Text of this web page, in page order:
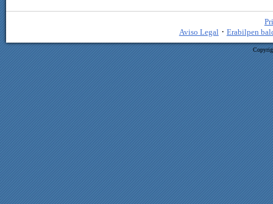
Aviso Legal · Erabilpen